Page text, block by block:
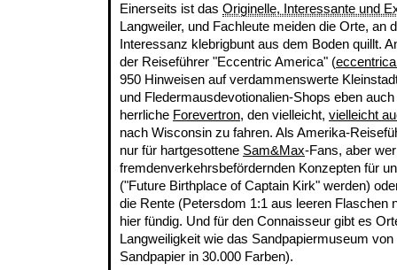
Einerseits ist das Originelle, Interessante und
Langweiler, und Fachleute meiden die Orte, an
Interessanz klebrigbunt aus dem Boden quillt.
der Reiseführer "Eccentric America" (
950 Hinweisen auf verdammenswerte
und Fledermausdevotionalien-Shops eben
herrliche Forevertron, den vielleicht, vielleicht
nach Wisconsin zu fahren. Als Amerika-
nur für hartgesottene Sam&Max-Fans, aber
fremdenverkehrsbefördernden Konzepten für
("Future Birthplace of Captain Kirk" werden)
die Rente (Petersdom 1:1 aus leeren Flaschen
hier fündig. Und für den Connaisseur gibt es
Langweiligkeit wie das Sandpapiermuseum
Sandpapier in 30.000 Farben).